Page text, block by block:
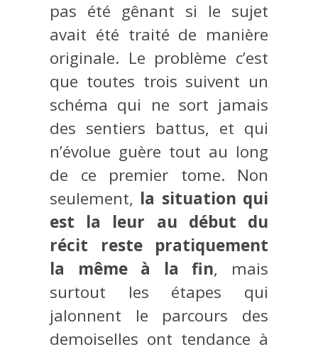
pas été gênant si le sujet
avait été traité de manière
originale. Le problème c’est
que toutes trois suivent un
schéma qui ne sort jamais
des sentiers battus, et qui
n’évolue guère tout au long
de ce premier tome. Non
seulement, la situation qui
est la leur au début du
récit reste pratiquement
la même à la fin, mais
surtout les étapes qui
jalonnent le parcours des
demoiselles ont tendance à